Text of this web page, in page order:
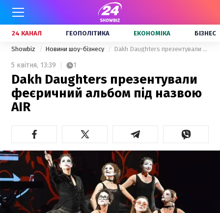
24 КАНАЛ ГЕОПОЛІТИКА ЕКОНОМІКА БІЗНЕС
Showbiz Новини шоу-бізнесу Dakh Daughters презентували феєричний альбом під назвою AIR
5 квітня, 13:39 1
Dakh Daughters презентували
феєричний альбом під назвою
AIR